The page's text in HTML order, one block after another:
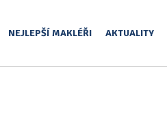
NEJLEPŠÍ MAKLÉŘI AKTUALITY